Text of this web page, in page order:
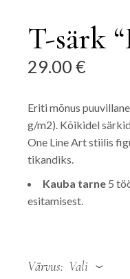
T-särk
29.00€
Eriti mõnus
g/m2). Kõikidel
One Line Art stiilis
tikandiks.
Kauba tarne 5
esitamisest.
Värvus Vali